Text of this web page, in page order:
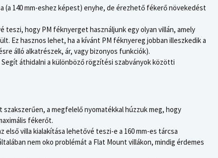
(a 140 mm-eshez képest) enyhe, de érezhető fékerő növekedést
teszi, hogy PM féknyerget használjunk egy olyan villán, amely
Ez hasznos lehet, ha a kívánt PM féknyereg jobban illeszkedik a
álló alkatrészek, ár, vagy bizonyos funkciók).
Segít áthidalni a különböző rögzítési szabványok közötti
a megfelelő nyomatékkal húzzuk meg, hogy
fékerőt.
első villa kialakítása lehetővé teszi-e a 160 mm-es tárcsa
nem oko problémát a Flat Mount villákon, mindig érdemes